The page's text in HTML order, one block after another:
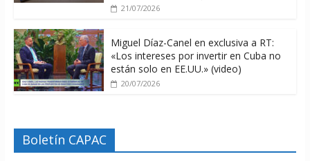
21/07/2026
Miguel Díaz-Canel en exclusiva a RT:
«Los intereses por invertir en Cuba no
están solo en EE.UU.» (video)
20/07/2026
Boletín CAPAC